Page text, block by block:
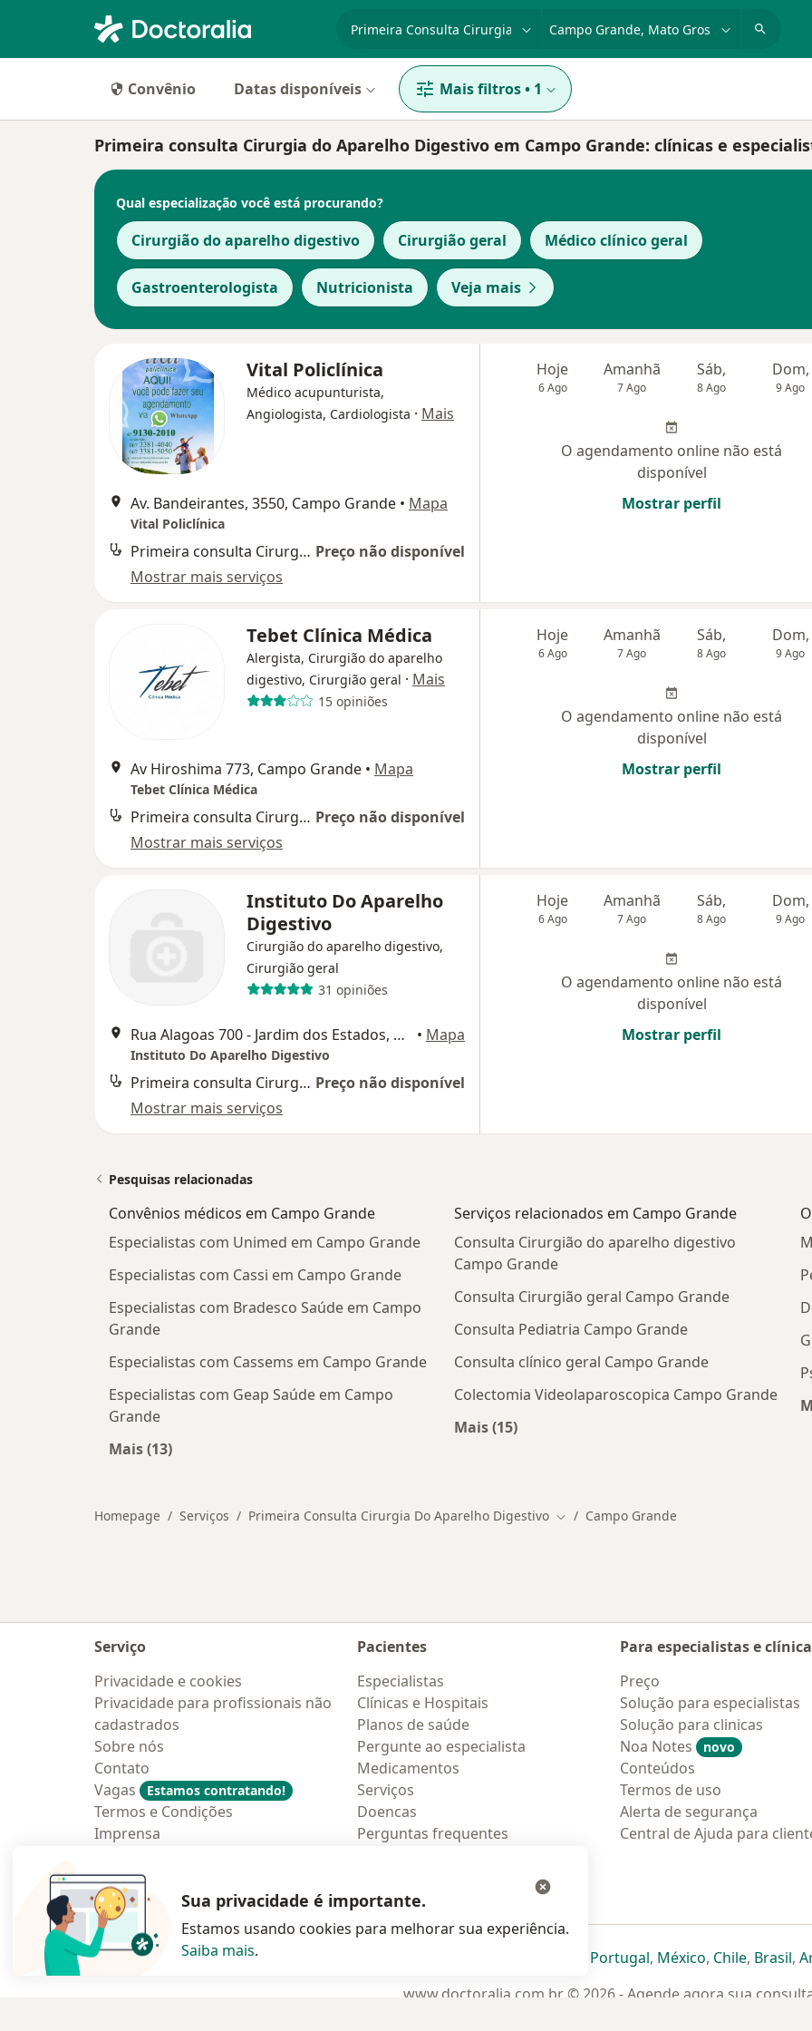
Convênio Datas disponíveis Mais filtros• 1
Primeira consulta Cirurgia do Aparelho Digestivo em Campo Grande: clínicas e
Qual especialização você está procurando?
Cirurgião do aparelho digestivo Cirurgião geral Médico clínico geral
Gastroenterologista Nutricionista Veja mais
Vital Policlínica
Médico acupunturista,
Angiologista, Cardiologista · Mais
Av. Bandeirantes, 3550, Campo Grande • Mapa
Vital Policlínica
Primeira consulta Cirurgia do Aparelho Digestivo Preço não disponível
Mostrar mais serviços
Hoje
6 Ago
Amanhã
7 Ago
Sáb,
8 Ago
Dom,
9 Ago
O agendamento online não está
disponível
Mostrar perfil
Tebet Clínica Médica
Alergista, Cirurgião do aparelho
digestivo, Cirurgião geral · Mais
15 opiniões
Av Hiroshima 773, Campo Grande • Mapa
Tebet Clínica Médica
Primeira consulta Cirurgia do Aparelho Digestivo Preço não disponível
Mostrar mais serviços
Hoje
6 Ago
Amanhã
7 Ago
Sáb,
8 Ago
Dom,
9 Ago
O agendamento online não está
disponível
Mostrar perfil
Instituto Do Aparelho
Digestivo
Cirurgião do aparelho digestivo,
Cirurgião geral
31 opiniões
Rua Alagoas 700 - Jardim dos Estados, Campo Grande • Mapa
Instituto Do Aparelho Digestivo
Primeira consulta Cirurgia do Aparelho Digestivo Preço não disponível
Mostrar mais serviços
Hoje
6 Ago
Amanhã
7 Ago
Sáb,
8 Ago
Dom,
9 Ago
O agendamento online não está
disponível
Mostrar perfil
Pesquisas relacionadas
Convênios médicos em Campo Grande
Especialistas com Unimed em Campo Grande
Especialistas com Cassi em Campo Grande
Especialistas com Bradesco Saúde em Campo
Grande
Especialistas com Cassems em Campo Grande
Especialistas com Geap Saúde em Campo
Grande
Mais (13)
Serviços relacionados em Campo Grande
Consulta Cirurgião do aparelho digestivo
Campo Grande
Consulta Cirurgião geral Campo Grande
Consulta Pediatria Campo Grande
Consulta clínico geral Campo Grande
Colectomia Videolaparoscopica Campo Grande
Mais (15)
Homepage Serviços Primeira Consulta Cirurgia Do Aparelho Digestivo Mudar de cidade
Campo Grande
Serviço
Privacidade e cookies
Privacidade para profissionais não
cadastrados
Sobre nós
Contato
Vagas
Estamos contratando!
Termos e Condições
Imprensa
Pacientes
Especialistas
Clínicas e Hospitais
Planos de saúde
Pergunte ao especialista
Medicamentos
Serviços
Doencas
Perguntas frequentes
Para especialistas e
Preço
Solução para especialistas
Solução para clinicas
Noa Notes
novo
Conteúdos
Termos de uso
Alerta de segurança
Central de Ajuda para
Polska abre num novo separadorabre num novo separador
abre num novo separador
Portugalabre num novo
, Méxicoabre num
, Chileabre
, Brasil,
www.doctoralia.com.br © 2026 - Agende agora sua
Sua privacidade é importante.
Estamos usando cookies para melhorar sua experiência.
Saiba mais.